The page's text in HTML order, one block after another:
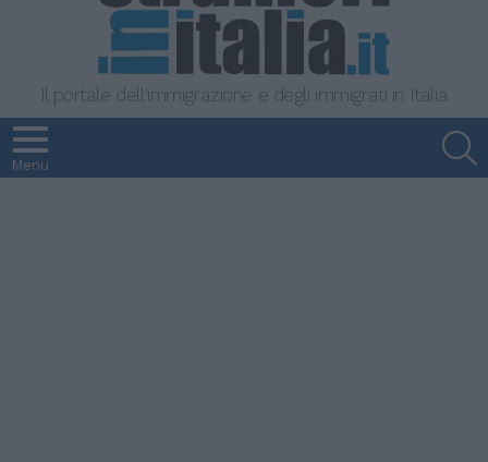
Il portale dell'immigrazione e degli immigrati in Italia
Menu